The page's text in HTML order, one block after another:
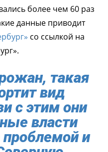
более чем 60 раз
данные приводит
со ссылкой на
такая
вид
с этим они
власти
проблемой и